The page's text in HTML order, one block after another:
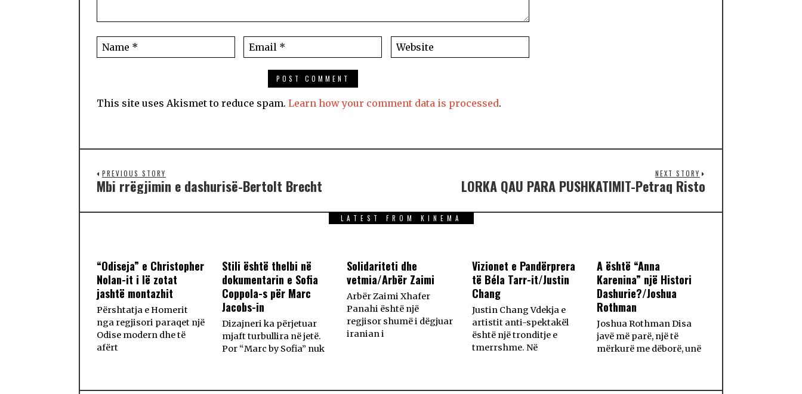
This site uses Akismet to reduce spam. Learn how your comment data is processed.
PREVIOUS STORY
Mbi rrëgjimin e dashurisë-Bertolt Brecht
NEXT STORY
LORKA QAU PARA PUSHKATIMIT-Petraq Risto
LATEST FROM KINEMA
“Odiseja” e Christopher
Nolan-it i lë zotat
jashtë montazhit
Përshtatja e Homerit
nga regjisori paraqet një
Odise modern dhe të
afërt
Stili është thelbi në
dokumentarin e Sofia
Coppola-s për Marc
Jacobs-in
Dizajneri ka përjetuar
mjaft turbullira në jetë.
Por “Marc by Sofia” nuk
Solidariteti dhe
vetmia/Arbër Zaimi
Arbër Zaimi Xhafer
Panahi është një
regjisor shumë i dëgjuar
iranian i
Vizionet e Pandërprera
të Béla Tarr-it/Justin
Chang
Justin Chang Vdekja e
artistit anti-spektakël
është një tronditje e
tmerrshme. Në
A është “Anna
Karenina” një Histori
Dashurie?/Joshua
Rothman
Joshua Rothman Disa
javë më parë, një të
mërkurë me dëborë, unë